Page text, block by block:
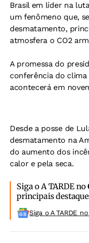
Brasil em líder na
um fenômeno que,
desmatamento,
atmosfera o CO2
A promessa do
conferência do clima
acontecerá em
Desde a posse de
desmatamento na
do aumento dos
calor e pela seca.
Siga o A TARDE no
principais
Siga o A TARDE